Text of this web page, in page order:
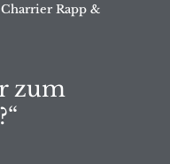
Rapp &
zum